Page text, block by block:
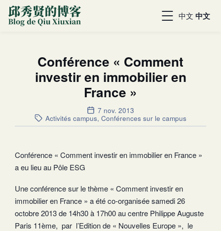
中文 中文
Conférence « Comment
investir en immobilier en
France »
7 nov. 2013
Activités campus, Conférences sur le campus
Conférence « Comment investir en immobilier en France »
a eu lieu au Pôle ESG
Une conférence sur le thème « Comment investir en
immobilier en France » a été co-organisée samedi 26
octobre 2013 de 14h30 à 17h00 au centre Philippe Auguste
Paris 11ème, par l’Edition de « Nouvelles Europe », le